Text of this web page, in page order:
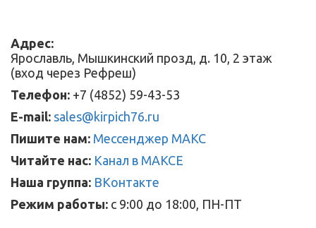
Адрес:
Ярославль, Мышкинский прозд, д. 10, 2 этаж
(вход через Рефреш)
Телефон: +7 (4852) 59-43-53
E-mail: sales@kirpich76.ru
Пишите нам: Мессенджер МАКС
Читайте нас: Канал в МАКСЕ
Наша группа: ВКонтакте
Режим работы: с 9:00 до 18:00, ПН-ПТ